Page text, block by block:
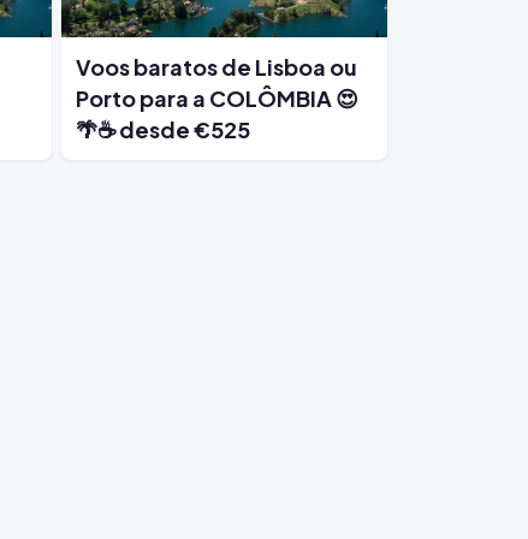
Voos baratos de Lisboa ou
Porto para a COLÔMBIA 😍
🌴☕ desde €525